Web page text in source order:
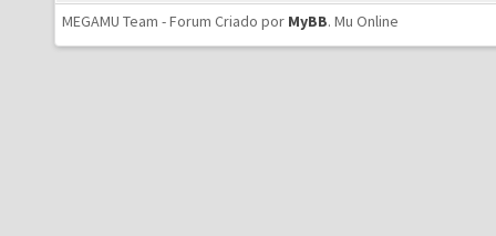
MEGAMU Team - Forum Criado por MyBB. Mu Online